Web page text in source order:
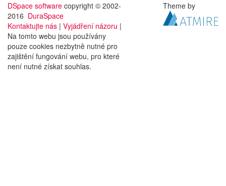
DSpace software copyright © 2002-
2016 DuraSpace
Kontaktujte nás | Vyjádření názoru |
Na tomto webu jsou používány
pouze cookies nezbytně nutné pro
zajištění fungování webu, pro které
není nutné získat souhlas.
Theme by